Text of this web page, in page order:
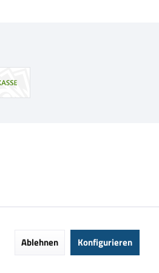
Ablehnen Konfigurieren